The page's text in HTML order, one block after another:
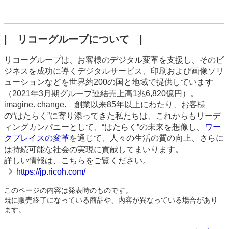
| リコーグループについて |
リコーグループは、お客様のデジタル変革を支援し、そのビ
ジネスを成功に導くデジタルサービス、印刷および画像ソリ
ューションなどを世界約200の国と地域で提供しています
（2021年3月期グループ連結売上高1兆6,820億円）。
imagine. change. 創業以来85年以上にわたり、お客様
の“はたらく”に寄り添ってきた私たちは、これからもリーデ
ィングカンパニーとして、“はたらく”の未来を想像し、
ワー
クプレイスの変革を通じて、人々の生活の質の向上、さらに
は持続可能な社会の実現に貢献してまいります。
詳しい情報は、こちらをご覧ください。
https://jp.ricoh.com/
このページの内容は発表時のものです。
既に販売終了になっている商品や、内容が異なっている場合があり
ます。